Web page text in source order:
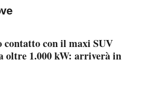
con il maxi SUV
oltre 1.000 kW: arriverà in